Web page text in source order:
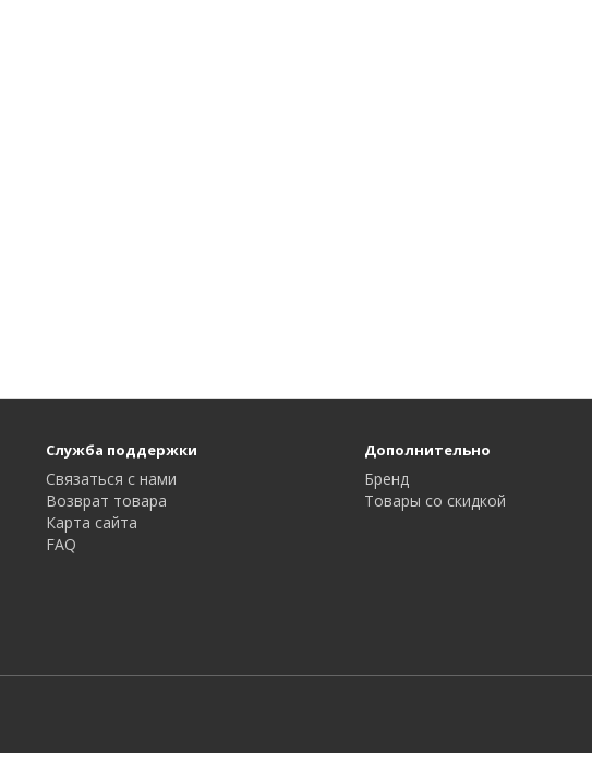
Служба поддержки
Связаться с нами
Возврат товара
Карта сайта
FAQ
Дополнительно
Бренд
Товары со скидкой